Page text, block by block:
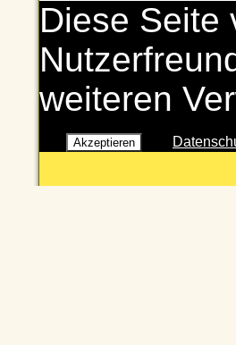
Diese Seite
weiteren
Akzeptieren